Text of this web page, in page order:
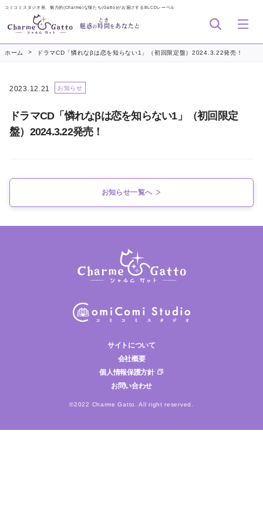
コミコミスタジオ発、魅力的(Charme)な猫たち(Gatto)がお届けするBLCDレーベル
魅惑の 時間
とき
を あなたと
ホーム > ドラマCD「憐れなβは恋を知らない1」（初回限定盤）2024.3.22発売！
2023.12.21 お知らせ
ドラマCD「憐れなβは恋を知らない1」（初回限定
盤）2024.3.22発売！
お知らせ一覧へ
サイトについて
会社概要
個人情報保護方針
お問い合わせ
©2022 Charme Gatto. All right reserved.